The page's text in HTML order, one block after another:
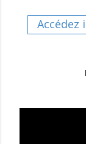
Accédez